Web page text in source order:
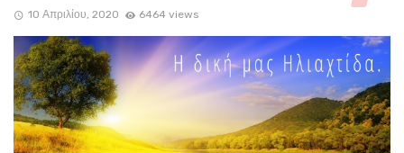
10 Απριλίου, 2020 6464 views